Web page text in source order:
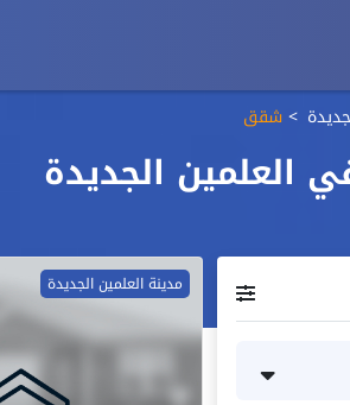
شقق
العلمين الجديدة
مدينة العلمين الجديدة